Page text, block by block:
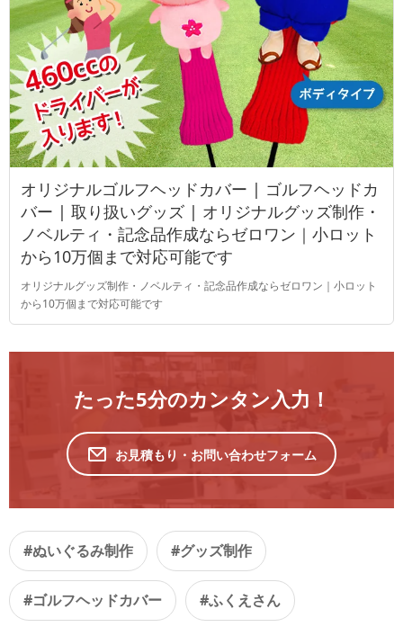
オリジナルゴルフヘッドカバー | ゴルフヘッドカ
バー | 取り扱いグッズ | オリジナルグッズ制作・
ノベルティ・記念品作成ならゼロワン｜小ロット
から10万個まで対応可能です
オリジナルグッズ制作・ノベルティ・記念品作成ならゼロワン｜小ロット
から10万個まで対応可能です
たった5分のカンタン入力！
お見積もり・お問い合わせフォーム
#ぬいぐるみ制作 #グッズ制作
#ゴルフヘッドカバー #ふくえさん